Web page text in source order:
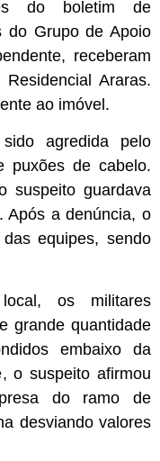
do boletim de
do Grupo de Apoio
receberam
Araras.
ao imóvel.
agredida pelo
puxões de cabelo.
suspeito guardava
Após a denúncia, o
equipes, sendo
os militares
grande quantidade
embaixo da
o suspeito afirmou
do ramo de
desviando valores